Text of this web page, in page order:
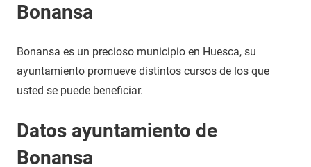
Bonansa
Bonansa es un precioso municipio en Huesca, su
ayuntamiento promueve distintos cursos de los que
usted se puede beneficiar.
Datos ayuntamiento de
Bonansa